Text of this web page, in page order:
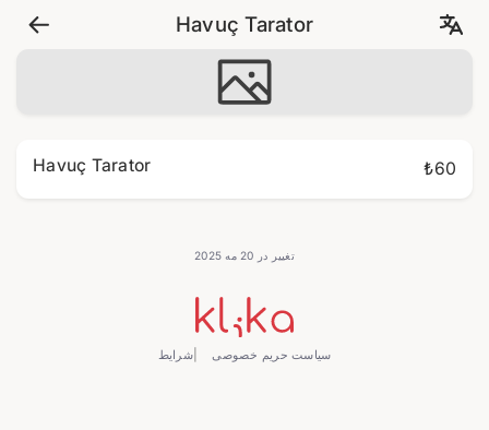
Havuç Tarator
Havuç Tarator ₺60
تغییر در 20 مه 2025
شرایط سیاست حریم خصوصی